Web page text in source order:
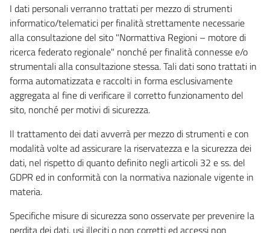
I dati personali verranno trattati per mezzo di strumenti
informatico/telematici per finalità strettamente necessarie
alla consultazione del sito "Normattiva Regioni – motore di
ricerca federato regionale" nonché per finalità connesse e/o
strumentali alla consultazione stessa. Tali dati sono trattati in
forma automatizzata e raccolti in forma esclusivamente
aggregata al fine di verificare il corretto funzionamento del
sito, nonché per motivi di sicurezza.
Il trattamento dei dati avverrà per mezzo di strumenti e con
modalità volte ad assicurare la riservatezza e la sicurezza dei
dati, nel rispetto di quanto definito negli articoli 32 e ss. del
GDPR ed in conformità con la normativa nazionale vigente in
materia.
Specifiche misure di sicurezza sono osservate per prevenire la
perdita dei dati, usi illeciti o non corretti ed accessi non